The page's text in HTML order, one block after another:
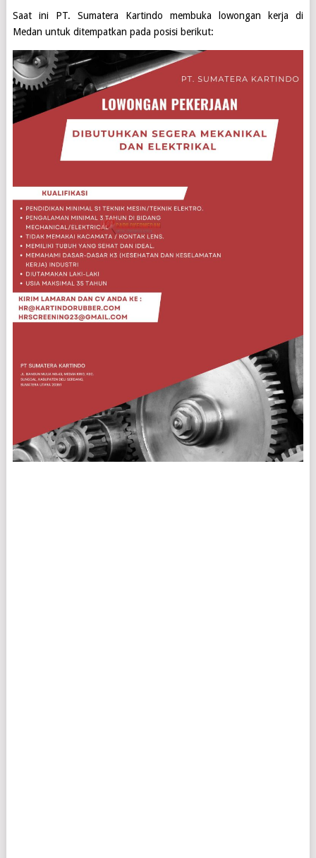
Saat ini PT. Sumatera Kartindo membuka lowongan kerja di
Medan untuk ditempatkan pada posisi berikut: